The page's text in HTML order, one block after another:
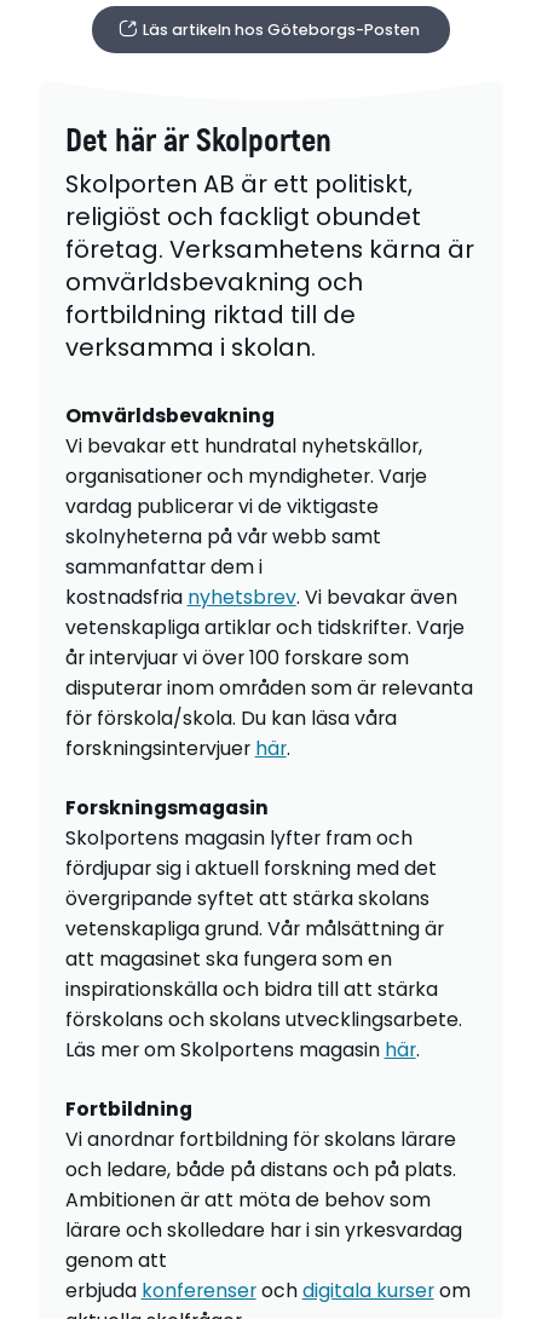
Läs artikeln hos Göteborgs-Posten
Det här är Skolporten
Skolporten AB är ett politiskt,
religiöst och fackligt obundet
företag. Verksamhetens kärna är
omvärldsbevakning och
fortbildning riktad till de
verksamma i skolan.
Omvärldsbevakning
Vi bevakar ett hundratal nyhetskällor,
organisationer och myndigheter. Varje
vardag publicerar vi de viktigaste
skolnyheterna på vår webb samt
sammanfattar dem i
kostnadsfria nyhetsbrev. Vi bevakar även
vetenskapliga artiklar och tidskrifter. Varje
år intervjuar vi över 100 forskare som
disputerar inom områden som är relevanta
för förskola/skola. Du kan läsa våra
forskningsintervjuer här.
Forskningsmagasin
Skolportens magasin lyfter fram och
fördjupar sig i aktuell forskning med det
övergripande syftet att stärka skolans
vetenskapliga grund. Vår målsättning är
att magasinet ska fungera som en
inspirationskälla och bidra till att stärka
förskolans och skolans utvecklingsarbete.
Läs mer om Skolportens magasin här.
Fortbildning
Vi anordnar fortbildning för skolans lärare
och ledare, både på distans och på plats.
Ambitionen är att möta de behov som
lärare och skolledare har i sin yrkesvardag
genom att
erbjuda konferenserochdigitala kurserom